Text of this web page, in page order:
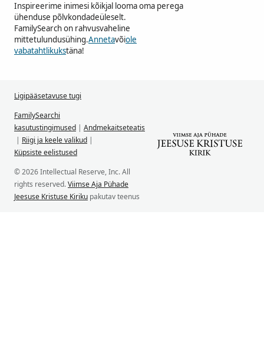
Inspireerime inimesi kõikjal looma oma perega
ühenduse põlvkondadeüleselt.
FamilySearch on rahvusvaheline
mittetulundusühing.Annetavõiole
vabatahtlikukstäna!
Ligipääsetavuse tugi
FamilySearchi
kasutustingimused | Andmekaitseteatis
| Riigi ja keele valikud |
Küpsiste eelistused
© 2026 Intellectual Reserve, Inc. All
rights reserved.Viimse Aja Pühade
Jeesuse Kristuse Kiriku pakutav teenus